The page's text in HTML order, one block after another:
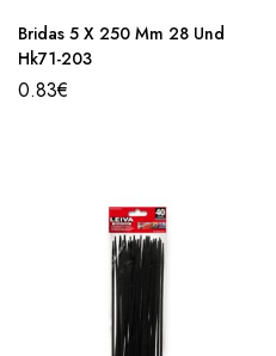
Bridas 5 X 250 Mm 28 Und
Hk71-203
0.83€